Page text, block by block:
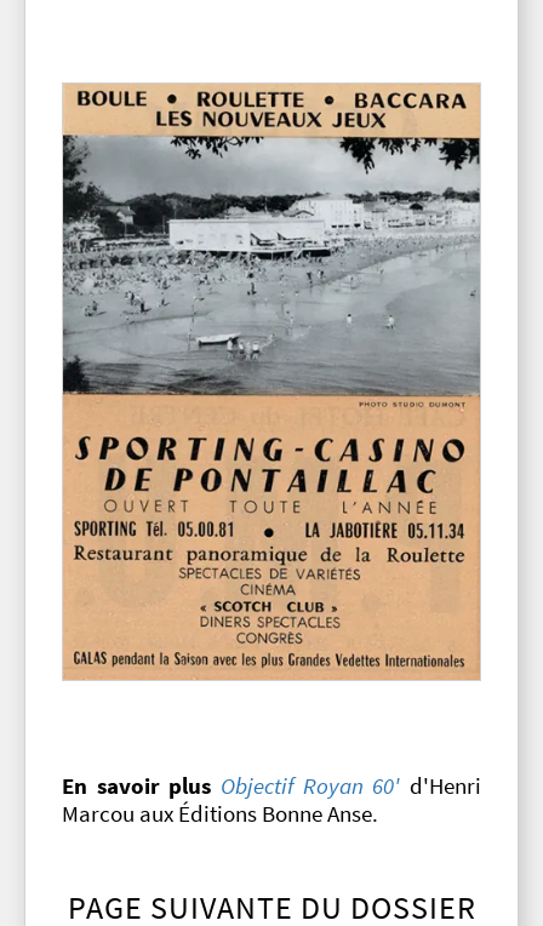
En savoir plus Objectif Royan 60' d'Henri
Marcou aux Éditions Bonne Anse.
PAGE SUIVANTE DU DOSSIER